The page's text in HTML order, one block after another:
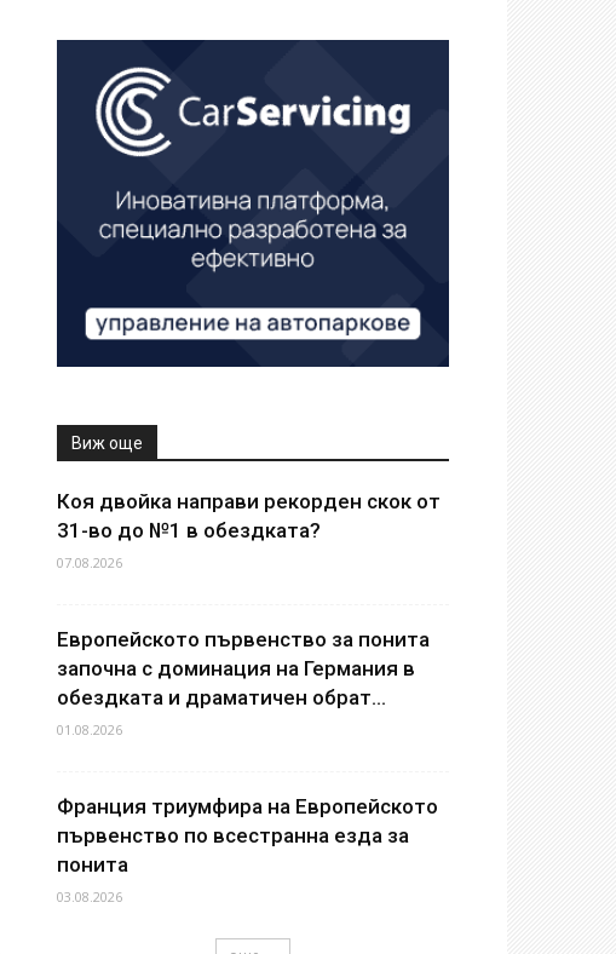
Виж още
Коя двойка направи рекорден скок от
31-во до №1 в обездката?
07.08.2026
Европейското първенство за понита
започна с доминация на Германия в
обездката и драматичен обрат...
01.08.2026
Франция триумфира на Европейското
първенство по всестранна езда за
понита
03.08.2026